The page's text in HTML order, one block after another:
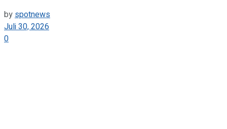
byspotnews
Juli 30, 2026
0